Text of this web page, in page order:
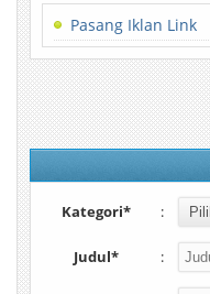
Pasang Iklan Link
Kategori* :
Judul* :